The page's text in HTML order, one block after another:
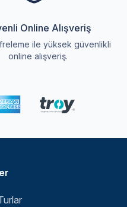
Online Alışveriş
ile yüksek güvenlikli
online alışveriş.